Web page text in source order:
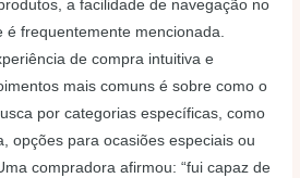
a facilidade de navegação no
é frequentemente mencionada.
de compra intuitiva e
mais comuns é sobre como o
por categorias específicas, como
opções para ocasiões especiais ou
compradora afirmou: “fui capaz de